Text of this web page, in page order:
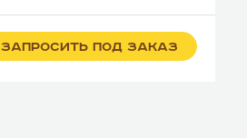
ЗАПРОСИТЬ ПОД ЗАКАЗ